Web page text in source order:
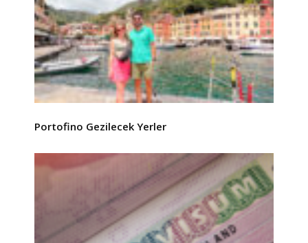
Portofino Gezilecek Yerler